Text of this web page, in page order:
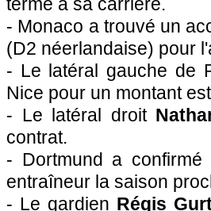
- Monaco a trouvé un
(D2 néerlandaise) pour
- Le latéral gauche de
Nice pour un montant
- Le latéral droit
contrat.
- Dortmund a confirmé
entraîneur la saison
- Le gardien Régis